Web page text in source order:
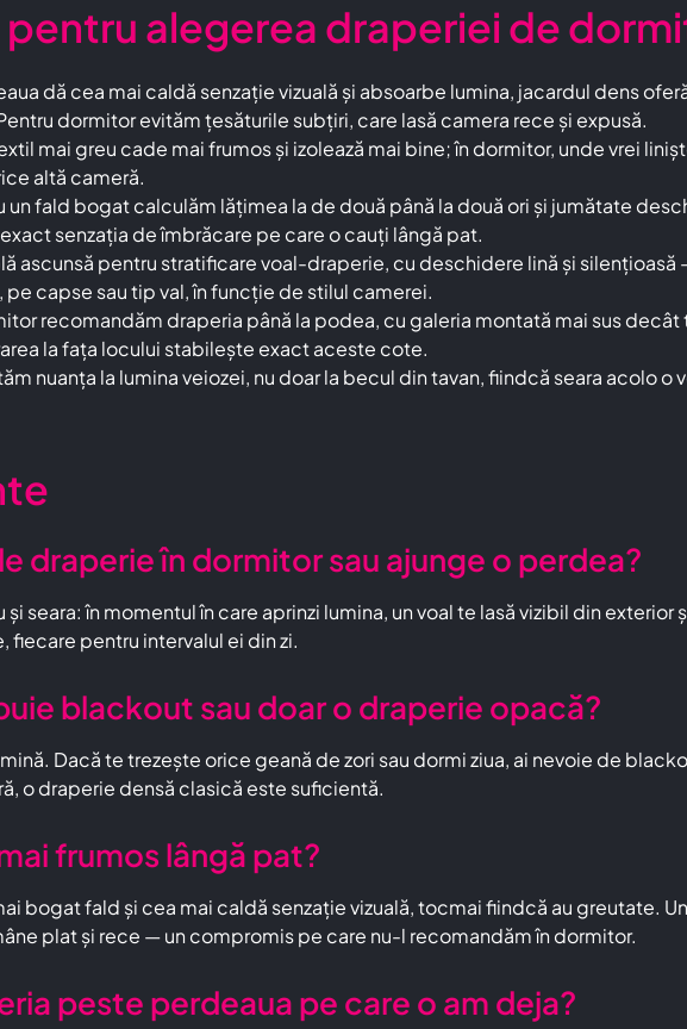
alegerea draperiei de
dă cea mai caldă senzație vizuală și absoarbe lumina, jacardul dens
dormitor evităm țesăturile subțiri, care lasă camera rece și expusă.
mai greu cade mai frumos și izolează mai bine; în dormitor, unde vrei
altă cameră.
un fald bogat calculăm lățimea la de două până la două ori și jumătate
senzația de îmbrăcare pe care o cauți lângă pat.
ascunsă pentru stratificare voal-draperie, cu deschidere lină și
capse sau tip val, în funcție de stilul camerei.
recomandăm draperia până la podea, cu galeria montată mai sus
la fața locului stabilește exact aceste cote.
nuanța la lumina veiozei, nu doar la becul din tavan, fiindcă seara acolo
draperie în dormitor sau ajunge o perdea?
și seara: în momentul în care aprinzi lumina, un voal te lasă vizibil din
pentru intervalul ei din zi.
blackout sau doar o draperie opacă?
Dacă te trezește orice geană de zori sau dormi ziua, ai nevoie de
o draperie densă clasică este suficientă.
frumos lângă pat?
bogat fald și cea mai caldă senzație vizuală, tocmai fiindcă au greutate.
plat și rece — un compromis pe care nu-l recomandăm în dormitor.
peste perdeaua pe care o am deja?